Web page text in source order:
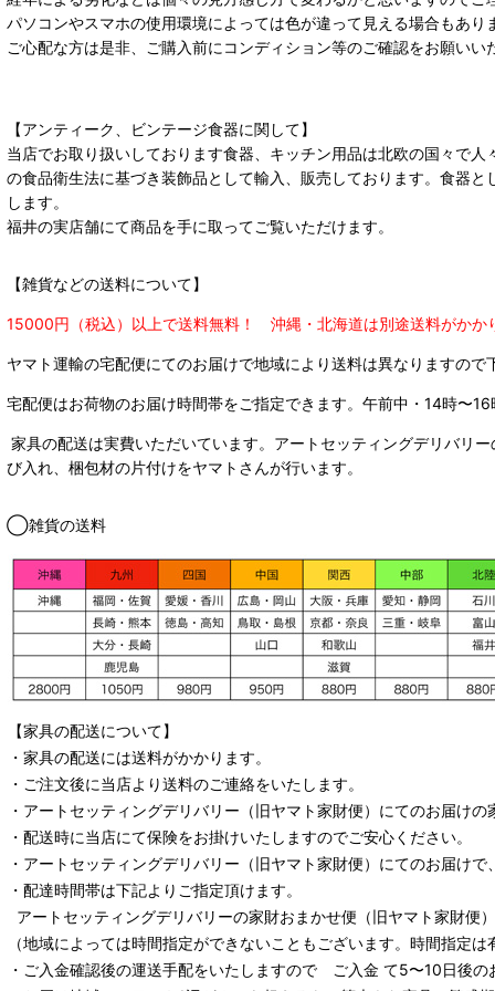
パソコンやスマホの使用環境によっては色が違って見える場合もあ
ご心配な方は是非、ご購入前にコンディション等のご確認をお願い
【アンティーク、ビンテージ食器に関して】
当店でお取り扱いしております食器、キッチン用品は北欧の国々で
の食品衛生法に基づき装飾品として輸入、販売しております。食器
します。
福井の実店舗にて商品を手に取ってご覧いただけます。
【雑貨などの送料について】
15000円（税込）以上で送料無料！ 沖縄・北海道は別途送料がかか
ヤマト運輸の宅配便にてのお届けで地域により送料は異なりますので
宅配便はお荷物のお届け時間帯をご指定できます。 午前中・14時〜
家具の配送は実費いただいています。アートセッティングデリバリ
び入れ、梱包材の片付けをヤマトさんが行います。
◯雑貨の送料
【家具の配送について】
・家具の配送には送料がかかります。
・ご注文後に当店より送料のご連絡をいたします。
・ アートセッティングデリバリー （旧ヤマト家財便） にてのお届けの
・配送時に当店にて保険をお掛けいたしますのでご安心ください。
・ アートセッティングデリバリー （旧ヤマト家財便） にてのお届けで
・配達時間帯は下記よりご指定頂けます。
アートセッティングデリバリーの家財おまかせ便 （旧ヤマト家財便
（地域によっては時間指定ができないこともございます。時間指定
・ご入金確認後の運送手配をいたしますので ご入金 て5〜10日後の